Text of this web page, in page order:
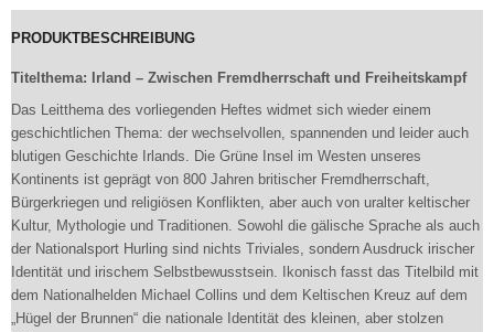
PRODUKTBESCHREIBUNG
Titelthema: Irland – Zwischen Fremdherrschaft und Freiheitskampf
Das Leitthema des vorliegenden Heftes widmet sich wieder einem
geschichtlichen Thema: der wechselvollen, spannenden und leider auch
blutigen Geschichte Irlands. Die Grüne Insel im Westen unseres
Kontinents ist geprägt von 800 Jahren britischer Fremdherrschaft,
Bürgerkriegen und religiösen Konflikten, aber auch von uralter keltischer
Kultur, Mythologie und Traditionen. Sowohl die gälische Sprache als auch
der Nationalsport Hurling sind nichts Triviales, sondern Ausdruck irischer
Identität und irischem Selbstbewusstsein. Ikonisch fasst das Titelbild mit
dem Nationalhelden Michael Collins und dem Keltischen Kreuz auf dem
„Hügel der Brunnen“ die nationale Identität des kleinen, aber stolzen